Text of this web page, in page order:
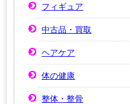
フィギュア
中古品・買取
ヘアケア
体の健康
整体・整骨